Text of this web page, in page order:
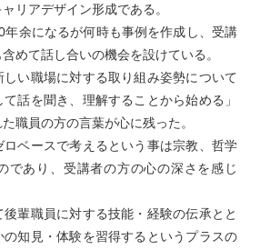
リアデザイン形成である。
余になるが何時も事例を作成し、受講
めて話し合いの機会を設けている。
い職場に対する取り組み姿勢について
話を聞き、理解することから始める」
職員の方の言葉が心に残った。
ベースで考えるという事は宗教、哲学
であり、受講者の方の心の深さを感じ
輩職員に対する技能・経験の伝承とと
の知見・体験を習得するというプラスの